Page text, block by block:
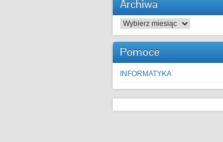
Archiwa
Archiwa
Pomoce
INFORMATYKA